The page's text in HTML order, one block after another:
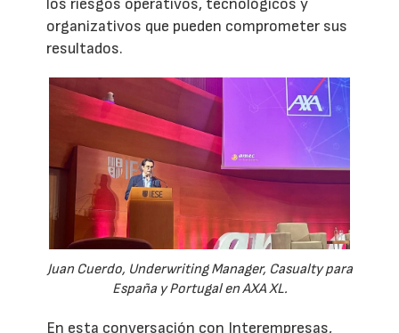
los riesgos operativos, tecnológicos y
organizativos que pueden comprometer sus
resultados.
Juan Cuerdo, Underwriting Manager, Casualty para
España y Portugal en AXA XL.
En esta conversación con Interempresas,